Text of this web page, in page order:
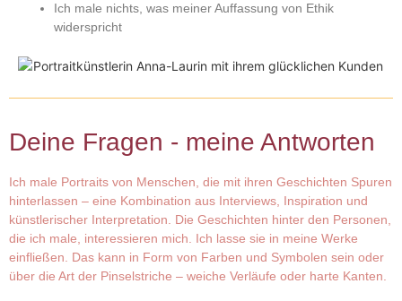
Ich male nichts, was meiner Auffassung von Ethik
widerspricht
Deine Fragen - meine Antworten
Ich male Portraits von Menschen, die mit ihren Geschichten Spuren
hinterlassen – eine Kombination aus Interviews, Inspiration und
künstlerischer Interpretation. Die Geschichten hinter den Personen,
die ich male, interessieren mich. Ich lasse sie in meine Werke
einfließen. Das kann in Form von Farben und Symbolen sein oder
über die Art der Pinselstriche – weiche Verläufe oder harte Kanten.